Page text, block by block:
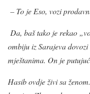
– To je Eso, vozi
Da, baš tako je rekao
ombiju iz Sarajeva
mještanima. On je
Hasib ovdje živi sa